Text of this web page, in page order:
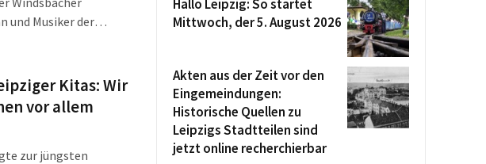
und Musiker der
Kitas: Wir
vor allem
zur jüngsten
Hallo Leipzig: So startet
Mittwoch, der 5. August 2026
Akten aus der Zeit vor den
Eingemeindungen:
Historische Quellen zu
Leipzigs Stadtteilen sind
jetzt online recherchierbar